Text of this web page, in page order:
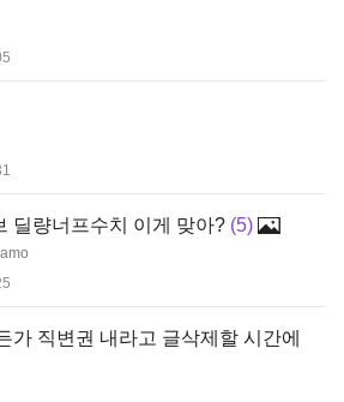
딜량너프수치 이게 맞아? 5
가 직변권 내라고 글삭제할 시간에